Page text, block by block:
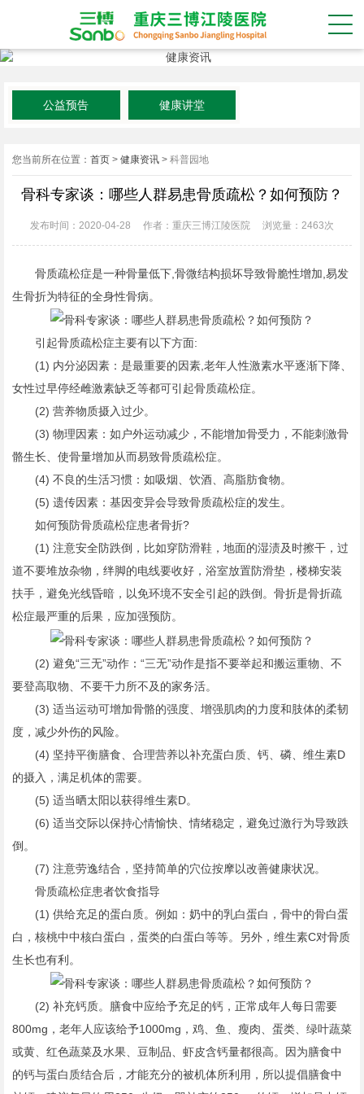
公益预告 健康讲堂
您当前所在位置： 首页 > 健康资讯 > 科普园地
骨科专家谈：哪些人群易患骨质疏松？如何预防？
发布时间：2020-04-28 作者：重庆三博江陵医院 浏览量： 2463次
骨质疏松症是一种骨量低下,骨微结构损坏导致骨脆性增加,易发
生骨折为特征的全身性骨病。
引起骨质疏松症主要有以下方面:
(1) 内分泌因素：是最重要的因素,老年人性激素水平逐渐下降、
女性过早停经雌激素缺乏等都可引起骨质疏松症。
(2) 营养物质摄入过少。
(3) 物理因素：如户外运动减少，不能增加骨受力，不能刺激骨
骼生长、使骨量增加从而易致骨质疏松症。
(4) 不良的生活习惯：如吸烟、饮酒、高脂肪食物。
(5) 遗传因素：基因变异会导致骨质疏松症的发生。
如何预防骨质疏松症患者骨折?
(1) 注意安全防跌倒，比如穿防滑鞋，地面的湿渍及时擦干，过
道不要堆放杂物，绊脚的电线要收好，浴室放置防滑垫，楼梯安装
扶手，避免光线昏暗，以免环境不安全引起的跌倒。骨折是骨折疏
松症最严重的后果，应加强预防。
(2) 避免“三无”动作：“三无”动作是指不要举起和搬运重物、不
要登高取物、不要干力所不及的家务活。
(3) 适当运动可增加骨骼的强度、增强肌肉的力度和肢体的柔韧
度，减少外伤的风险。
(4) 坚持平衡膳食、合理营养以补充蛋白质、钙、磷、维生素D
的摄入，满足机体的需要。
(5) 适当晒太阳以获得维生素D。
(6) 适当交际以保持心情愉快、情绪稳定，避免过激行为导致跌
倒。
(7) 注意劳逸结合，坚持简单的穴位按摩以改善健康状况。
骨质疏松症患者饮食指导
(1) 供给充足的蛋白质。例如：奶中的乳白蛋白，骨中的骨白蛋
白，核桃中中核白蛋白，蛋类的白蛋白等等。另外，维生素C对骨质
生长也有利。
(2) 补充钙质。膳食中应给予充足的钙，正常成年人每日需要
800mg，老年人应该给予1000mg，鸡、鱼、瘦肉、蛋类、绿叶蔬菜
或黄、红色蔬菜及水果、豆制品、虾皮含钙量都很高。因为膳食中
的钙与蛋白质结合后，才能充分的被机体所利用，所以提倡膳食中